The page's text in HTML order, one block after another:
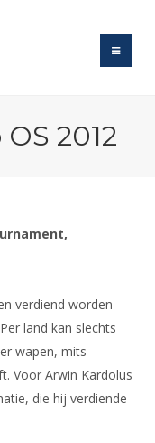
2012
verdiend worden
land kan slechts
wapen, mits
Voor Arwin Kardolus
die hij verdiende